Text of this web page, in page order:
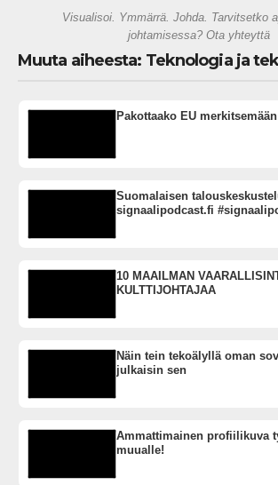
Visualisoi. Ymmärrä. Johda. Tarvitsetko
johtamisessa? Ota yhteyttä
Muuta aiheesta: Teknologia ja
Pakottaako EU
Suomalaisen
signaalipodcast.fi
10 MAAILMAN
KULTTIJOHTAJAA
Näin tein tekoälyllä oman
julkaisin sen
Ammattimainen profiilikuva
muualle!